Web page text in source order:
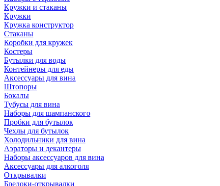
Кружки и стаканы
Кружки
Кружка конструктор
Стаканы
Коробки для кружек
Костеры
Бутылки для воды
Контейнеры для еды
Аксессуары для вина
Штопоры
Бокалы
Тубусы для вина
Наборы для шампанского
Пробки для бутылок
Чехлы для бутылок
Холодильники для вина
Аэраторы и декантеры
Наборы аксессуаров для вина
Аксессуары для алкоголя
Открывалки
Брелоки-открывалки